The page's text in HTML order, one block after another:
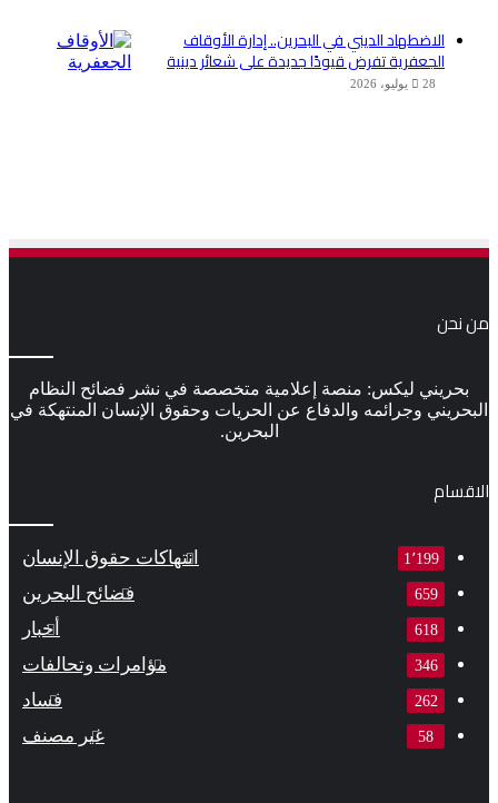
الاضطهاد الديني في البحرين.. إدارة الأوقاف
الجعفرية تفرض قيودًا جديدة على شعائر دينية
28 يوليو، 2026
من نحن
بحريني ليكس: منصة إعلامية متخصصة في نشر فضائح النظام
البحريني وجرائمه والدفاع عن الحريات وحقوق الإنسان المنتهكة في
البحرين.
الاقسام
انتهاكات حقوق الإنسان 1٬199
فضائح البحرين 659
أخبار 618
مؤامرات وتحالفات 346
فساد 262
غير مصنف 58